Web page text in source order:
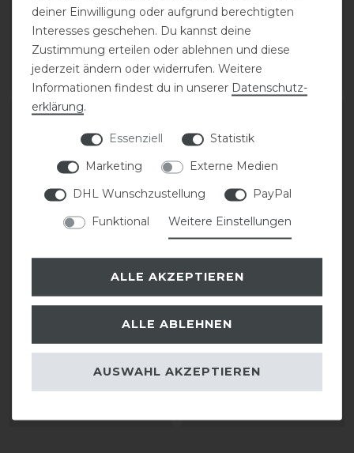
29,95 € *
Paar
ARTIKEL MERKEN
29,95 € *
1 Paar
ARTIKEL MERKEN
Eskadron Basics Pro
Flex Classic Gamaschen
Eskadron Basics
Flexisoft Air Gamaschen
deiner Einwilligung oder aufgrund berechtigten
Interesses geschehen. Du kannst deine
Zustimmung erteilen oder ablehnen und diese
jederzeit ändern oder widerrufen. Weitere
Informationen findest du in unserer Daten­schutz­
erklärung.
Essenziell
Statistik
Marketing
Externe Medien
DHL Wunschzustellung
PayPal
Funktional
Weitere Einstellungen
ALLE AKZEPTIEREN
ALLE ABLEHNEN
AUSWAHL AKZEPTIEREN